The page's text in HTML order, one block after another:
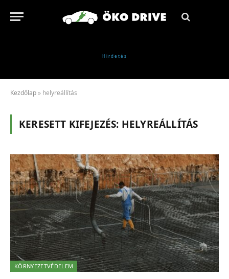
Kezdőlap » helyreállítás
KERESETT KIFEJEZÉS: HELYREÁLLÍTÁS
KÖRNYEZETVÉDELEM